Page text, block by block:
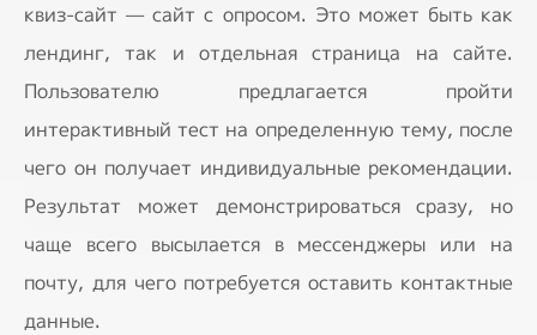
квиз-сайт — сайт с опросом. Это может быть как
лендинг, так и отдельная страница на сайте.
Пользователю предлагается пройти
интерактивный тест на определенную тему, после
чего он получает индивидуальные рекомендации.
Результат может демонстрироваться сразу, но
чаще всего высылается в мессенджеры или на
почту, для чего потребуется оставить контактные
данные.